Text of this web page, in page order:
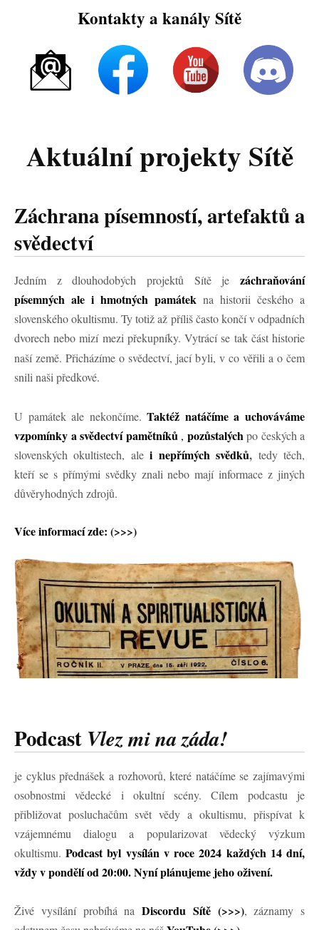
Kontakty a kanály Sítě
Aktuální projekty Sítě
Záchrana písemností, artefaktů a
svědectví
Jedním z dlouhodobých projektů Sítě je záchraňování
písemných ale i hmotných památek na historii českého a
slovenského okultismu. Ty totiž až příliš často končí v odpadních
dvorech nebo mizí mezi překupníky. Vytrácí se tak část historie
naší země. Přicházíme o svědectví, jací byli, v co věřili a o čem
snili naši předkové.
U památek ale nekončíme. Taktéž natáčíme a uchováváme
vzpomínky a svědectví pamětníků , pozůstalých po českých a
slovenských okultistech, alei nepřímých svědků, tedy těch,
kteří se s přímými svědky znali nebo mají informace z jiných
důvěryhodných zdrojů.
Více informací zde: (>>>)
Podcast Vlez mi na záda!
je cyklus přednášek a rozhovorů, které natáčíme se zajímavými
osobnostmi vědecké i okultní scény. Cílem podcastu je
přibližovat posluchačům svět vědy a okultismu, přispívat k
vzájemnému dialogu a popularizovat vědecký výzkum
okultismu.Podcast byl vysílán v roce 2024 každých 14 dní,
vždy v pondělí od 20:00. Nyní plánujeme jeho oživení.
Živé vysílání probíhá na Discordu Sítě (>>>), záznamy s